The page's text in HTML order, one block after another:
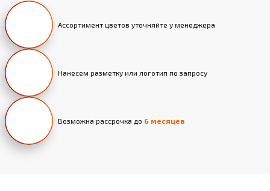
Ассортимент цветов уточняйте у менеджера
Нанесем разметку или логотип по запросу
Возможна рассрочка до 6 месяцев